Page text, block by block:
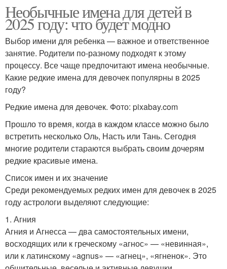
Необычные имена для детей в
2025 году: что будет модно
Выбор имени для ребенка — важное и ответственное
занятие. Родители по-разному подходят к этому
процессу. Все чаще предпочитают имена необычные.
Какие редкие имена для девочек популярны в 2025
году?
Редкие имена для девочек. Фото: pixabay.com
Прошло то время, когда в каждом классе можно было
встретить несколько Оль, Насть или Тань. Сегодня
многие родители стараются выбрать своим дочерям
редкие красивые имена.
Список имен и их значение
Среди рекомендуемых редких имен для девочек в 2025
году астрологи выделяют следующие:
1. Агния
Агния и Агнесса — два самостоятельных имени,
восходящих или к греческому «агнос» — «невинная»,
или к латинскому «agnus» — «агнец», «ягненок». Это